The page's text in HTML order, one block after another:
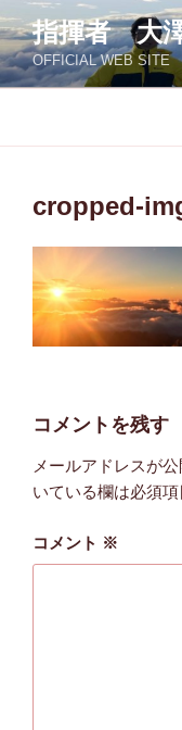
ン
テ
ン
へ
指揮者 大
OFFICIAL WEB SITE
cropped-
コメントを残す
メールアドレスが
いている欄は必須
コメント ※